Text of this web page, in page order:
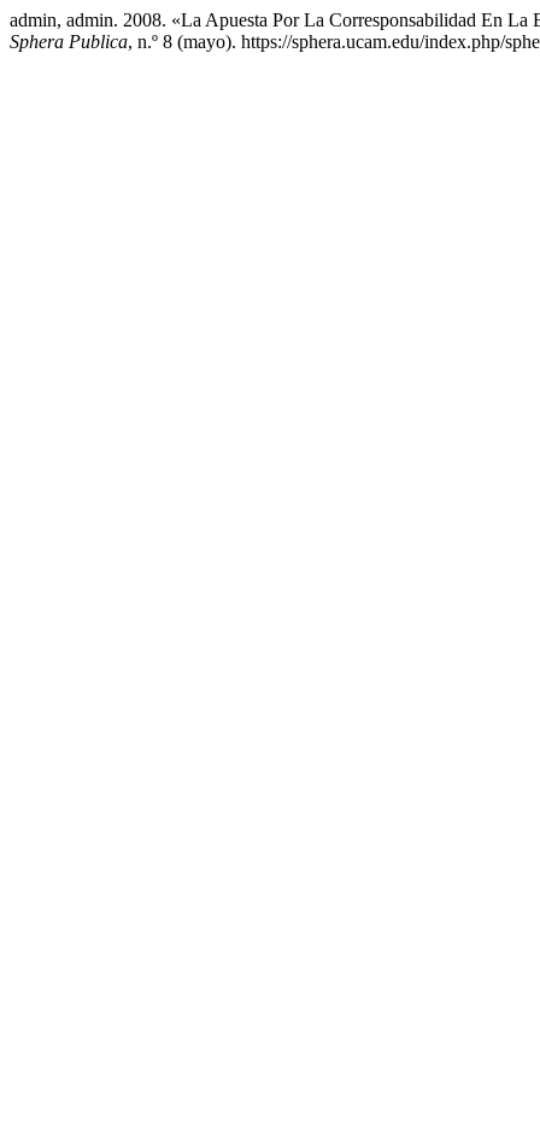
admin, admin. 2008. «La Apuesta Por La Corresponsabilidad En
Sphera Publica, n.º 8 (mayo). https://sphera.ucam.edu/index.php/